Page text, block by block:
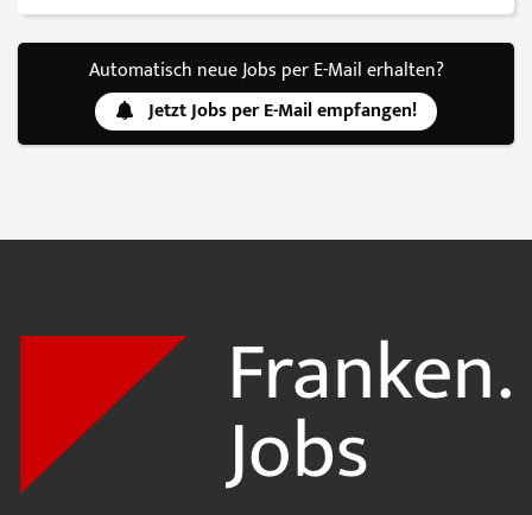
Automatisch neue Jobs per E-Mail erhalten?
Jetzt Jobs per E-Mail empfangen!